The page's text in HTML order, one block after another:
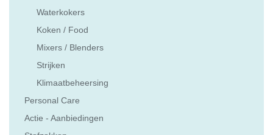
Waterkokers
Koken / Food
Mixers / Blenders
Strijken
Klimaatbeheersing
Personal Care
Actie - Aanbiedingen